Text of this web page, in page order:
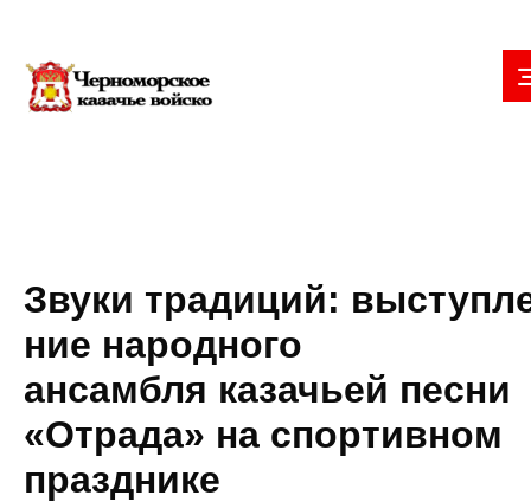
Звуки традиций:
ние народного
ансамбля казачьей песни
«Отрада» на спортивном
празднике